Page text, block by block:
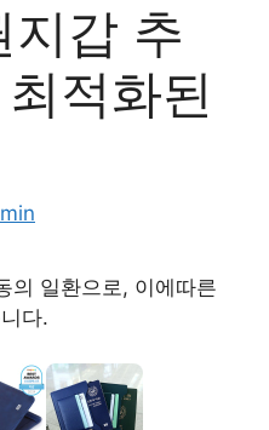
지갑 추
적화된
의 일환으로, 이에따른
다.